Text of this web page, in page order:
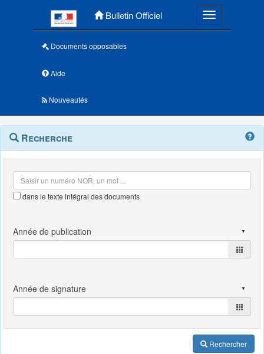
Bulletin Officiel Toggle
Documents opposables
Aide
Nouveautés
Navigation
outils
Menu
contextuel
Recherche
dans le texte intégral des documents
Rechercher